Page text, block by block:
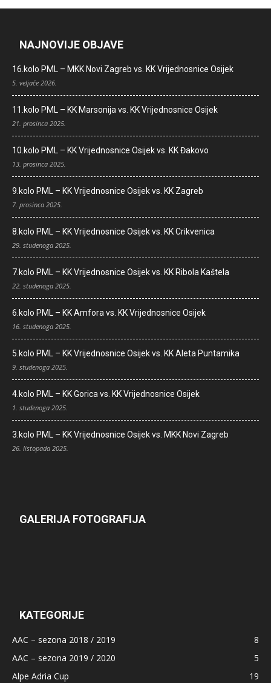
NAJNOVIJE OBJAVE
16.kolo PML – MKK Novi Zagreb vs. KK Vrijednosnice Osijek
5. veljače 2026.
11.kolo PML – KK Marsonija vs. KK Vrijednosnice Osijek
21. prosinca 2025.
10.kolo PML – KK Vrijednosnice Osijek vs. KK Đakovo
13. prosinca 2025.
9.kolo PML – KK Vrijednosnice Osijek vs. KK Zagreb
7. prosinca 2025.
8.kolo PML – KK Vrijednosnice Osijek vs. KK Crikvenica
29. studenoga 2025.
7.kolo PML – KK Vrijednosnice Osijek vs. KK Ribola Kaštela
22. studenoga 2025.
6.kolo PML – KK Amfora vs. KK Vrijednosnice Osijek
16. studenoga 2025.
5.kolo PML – KK Vrijednosnice Osijek vs. KK Aleta Puntamika
9. studenoga 2025.
4.kolo PML – KK Gorica vs. KK Vrijednosnice Osijek
1. studenoga 2025.
3.kolo PML – KK Vrijednosnice Osijek vs. MKK Novi Zagreb
26. listopada 2025.
GALERIJA FOTOGRAFIJA
KATEGORIJE
AAC – sezona 2018 / 2019
8
AAC – sezona 2019 / 2020
5
Alpe Adria Cup
19